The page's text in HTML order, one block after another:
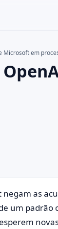
ESC para fechar.
Microsoft em
as
um padrão